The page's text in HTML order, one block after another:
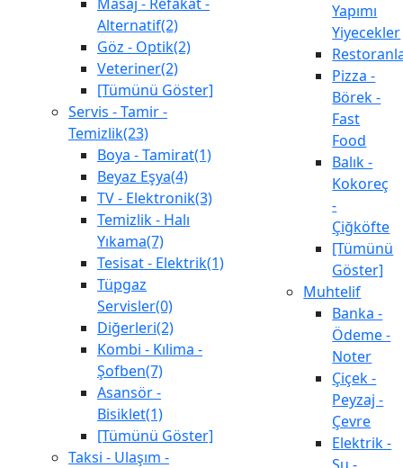
Alternatif(2)
Göz - Optik(2)
Veteriner(2)
[Tümünü Göster]
Servis - Tamir -
Temizlik(23)
Boya - Tamirat(1)
Beyaz Eşya(4)
TV - Elektronik(3)
Temizlik - Halı
Yıkama(7)
Tesisat - Elektrik(1)
Tüpgaz
Servisler(0)
Diğerleri(2)
Kombi - Kılima -
Şofben(7)
Asansör -
Bisiklet(1)
[Tümünü Göster]
Taksi - Ulaşım -
Yapımı
Yiyecekler
Pizza -
Börek -
Fast
Food
Balık -
Kokoreç
-
Çiğköfte
[Tümünü
Göster]
Muhtelif
Banka -
Ödeme -
Noter
Çiçek -
Peyzaj -
Çevre
Elektrik -